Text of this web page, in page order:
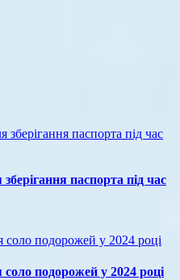
паспорта під час
подорожей у 2024 році